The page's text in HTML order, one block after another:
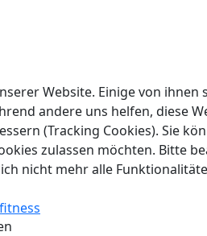
Website. Einige von ihnen
andere uns helfen, diese
(Tracking Cookies). Sie
zulassen möchten. Bitte
nicht mehr alle